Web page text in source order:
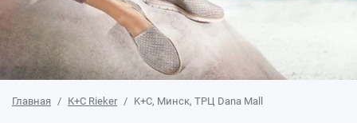
Главная К+С Rieker K+C, Минск, ТРЦ Dana Mall